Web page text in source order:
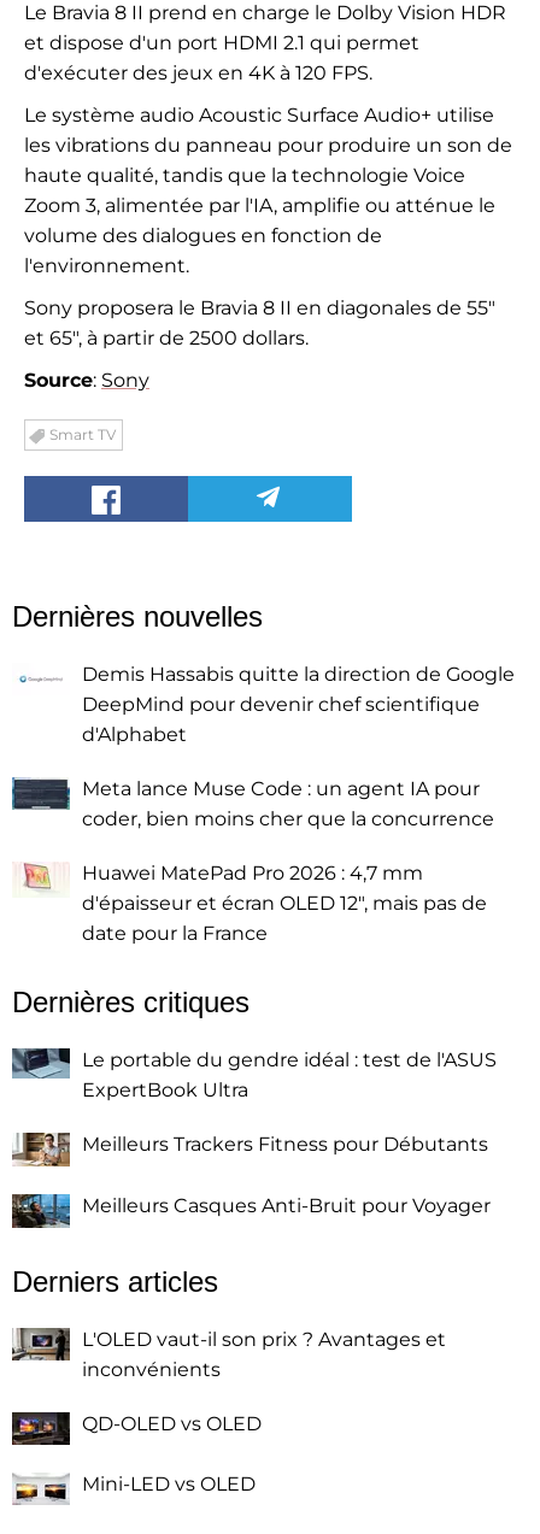
Le Bravia 8 II prend en charge le Dolby Vision HDR
et dispose d'un port HDMI 2.1 qui permet
d'exécuter des jeux en 4K à 120 FPS.
Le système audio Acoustic Surface Audio+ utilise
les vibrations du panneau pour produire un son de
haute qualité, tandis que la technologie Voice
Zoom 3, alimentée par l'IA, amplifie ou atténue le
volume des dialogues en fonction de
l'environnement.
Sony proposera le Bravia 8 II en diagonales de 55″
et 65″, à partir de 2500 dollars.
Source: Sony
Smart TV
Dernières nouvelles
Demis Hassabis quitte la direction de Google
DeepMind pour devenir chef scientifique
d'Alphabet
Meta lance Muse Code : un agent IA pour
coder, bien moins cher que la concurrence
Huawei MatePad Pro 2026 : 4,7 mm
d'épaisseur et écran OLED 12", mais pas de
date pour la France
Dernières critiques
Le portable du gendre idéal : test de l'ASUS
ExpertBook Ultra
Meilleurs Trackers Fitness pour Débutants
Meilleurs Casques Anti-Bruit pour Voyager
Derniers articles
L'OLED vaut-il son prix ? Avantages et
inconvénients
QD-OLED vs OLED
Mini-LED vs OLED